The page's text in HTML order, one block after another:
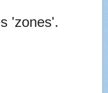
'zones'.